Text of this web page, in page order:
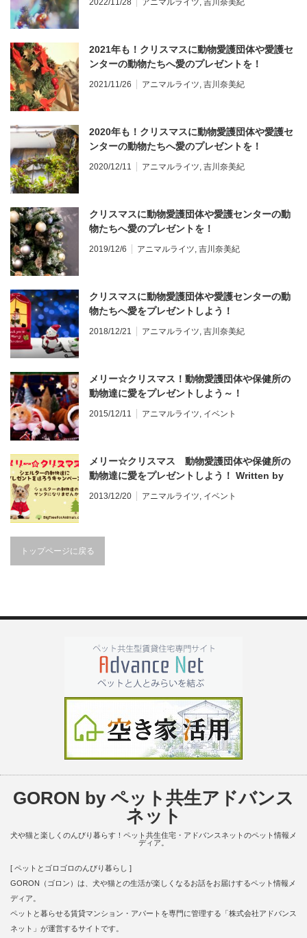
2022/11/28 アニマルライツ, 吉川奈美紀
2021年も！クリスマスに動物愛護団体や愛護セ
ンターの動物たちへ愛のプレゼントを！
2021/11/26 アニマルライツ, 吉川奈美紀
2020年も！クリスマスに動物愛護団体や愛護セ
ンターの動物たちへ愛のプレゼントを！
2020/12/11 アニマルライツ, 吉川奈美紀
クリスマスに動物愛護団体や愛護センターの動
物たちへ愛のプレゼントを！
2019/12/6 アニマルライツ, 吉川奈美紀
クリスマスに動物愛護団体や愛護センターの動
物たちへ愛をプレゼントしよう！
2018/12/21 アニマルライツ, 吉川奈美紀
メリー☆クリスマス！動物愛護団体や保健所の
動物達に愛をプレゼントしよう～！
2015/12/11 アニマルライツ, イベント
メリー☆クリスマス 動物愛護団体や保健所の
動物達に愛をプレゼントしよう！ Written by
Big Tree for Animals
2013/12/20 アニマルライツ, イベント
トップページに戻る
GORON by ペット共生アドバンス
ネット
犬や猫と楽しくのんびり暮らす！ペット共生住宅・アドバンスネットのペット情報メ
ディア。
[ ペットとゴロゴロのんびり暮らし ]
GORON（ゴロン）は、犬や猫との生活が楽しくなるお話をお届けするペット情報メ
ディア。
ペットと暮らせる賃貸マンション・アパートを専門に管理する「株式会社アドバンス
ネット」が運営するサイトです。